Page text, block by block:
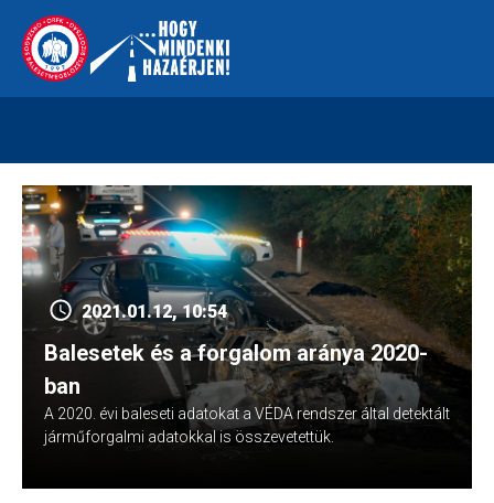
content
kreszvaltozas.hu
2021.01.12, 10:54
Balesetek és a forgalom aránya 2020-
ban
A 2020. évi baleseti adatokat a VÉDA rendszer által detektált
járműforgalmi adatokkal is összevetettük.